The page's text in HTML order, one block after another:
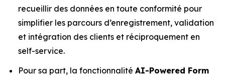
recueillir des données en toute conformité pour
simplifier les parcours d’enregistrement, validation
et intégration des clients et réciproquement en
self-service.
Pour sa part, la fonctionnalité AI-Powered Form